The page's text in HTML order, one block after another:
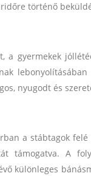
történő
a gyermekek
nyugodt és
a stábtagok
támogatva. A
különleges